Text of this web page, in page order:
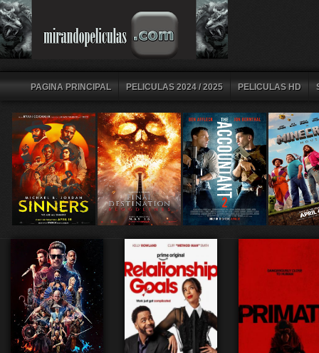
PAGINA PRINCIPAL PELICULAS 2024 / 2025 PELICULAS HD